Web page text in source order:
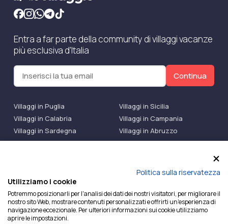
Entra a far parte della community di villaggi vacanze
più esclusiva d'Italia
Continua
Villaggi in Puglia
Villaggi in Sicilia
Villaggi in Calabria
Villaggi in Campania
Villaggi in Sardegna
Villaggi in Abruzzo
Villaggi Bluserena
Villaggi TH Resort
Ilmiovillaggio è un marchio di Ekiwi S.r.l.
Licenza Agenzia Viaggi e Turismo n° 2015/0133251 del
26/02/2015 e coperta da RC per Agenzia di Viaggi n°
OX00081147 REVO Specialty LiabilityXTravel Agencies.
Politica sulla riservatezza
Utilizziamo i cookie
Potremmo posizionarli per l'analisi dei dati dei nostri visitatori, per migliorare il
nostro sito Web, mostrare contenuti personalizzati e offrirti un'esperienza di
navigazione eccezionale. Per ulteriori informazioni sui cookie utilizziamo
aprire le impostazioni.